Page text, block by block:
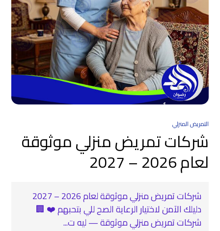
التمريض المنزلي
شركات تمريض منزلي موثوقة
لعام 2026 – 2027
شركات تمريض منزلي موثوقة لعام 2026 – 2027
دليلك الآمن لاختيار الرعاية الصح للي بتحبهم ❤️ 🏢
شركات تمريض منزلي موثوقة — ليه ت...